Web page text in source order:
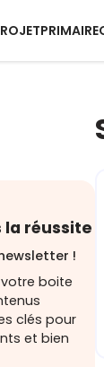
PRIMAIRE
la réussite
!
boite
clés pour
et bien